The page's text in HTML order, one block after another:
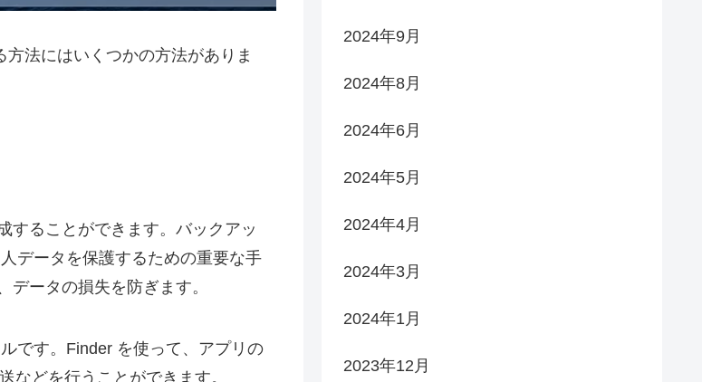
法にはいくつかの方法がありま
することができます。バックアッ
データを保護するための重要な手
ータの損失を防ぎます。
です。Finder を使って、アプリの
などを行うことができます。
2024年9月
2024年8月
2024年6月
2024年5月
2024年4月
2024年3月
2024年1月
2023年12月